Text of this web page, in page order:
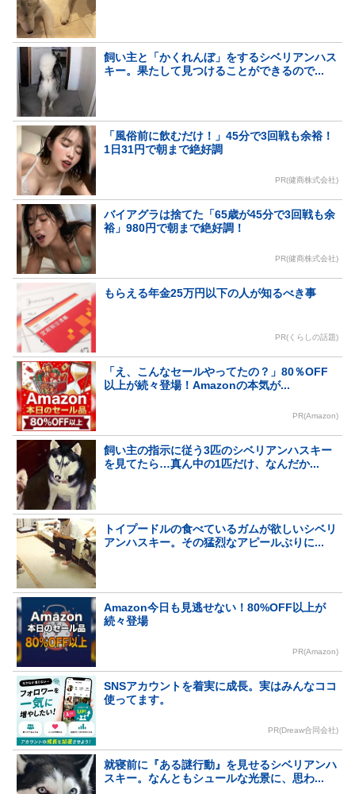
飼い主と「かくれんぼ」をするシベリアンハス
キー。果たして見つけることができるので...
「風俗前に飲むだけ！」45分で3回戦も余裕！
1日31円で朝まで絶好調
PR(健商株式会社)
バイアグラは捨てた「65歳が45分で3回戦も余
裕」980円で朝まで絶好調！
PR(健商株式会社)
もらえる年金25万円以下の人が知るべき事
PR(くらしの話題)
「え、こんなセールやってたの？」80％OFF
以上が続々登場！Amazonの本気が...
PR(Amazon)
飼い主の指示に従う3匹のシベリアンハスキー
を見てたら…真ん中の1匹だけ、なんだか...
トイプードルの食べているガムが欲しいシベリ
アンハスキー。その猛烈なアピールぶりに...
Amazon今日も見逃せない！80%OFF以上が
続々登場
PR(Amazon)
SNSアカウントを着実に成長。実はみんなココ
使ってます。
PR(Dreaw合同会社)
就寝前に『ある謎行動』を見せるシベリアンハ
スキー。なんともシュールな光景に、思わ...